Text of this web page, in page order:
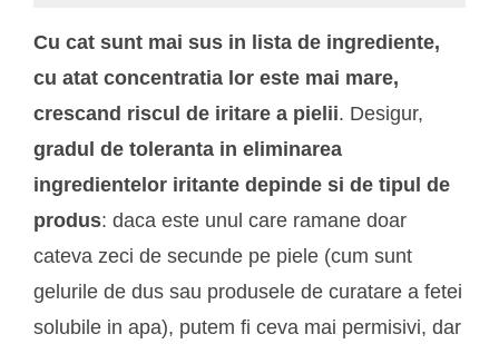
Cu cat sunt mai sus in lista de ingrediente,
cu atat concentratia lor este mai mare,
crescand riscul de iritare a pielii. Desigur,
gradul de toleranta in eliminarea
ingredientelor iritante depinde si de tipul de
produs: daca este unul care ramane doar
cateva zeci de secunde pe piele (cum sunt
gelurile de dus sau produsele de curatare a fetei
solubile in apa), putem fi ceva mai permisivi, dar